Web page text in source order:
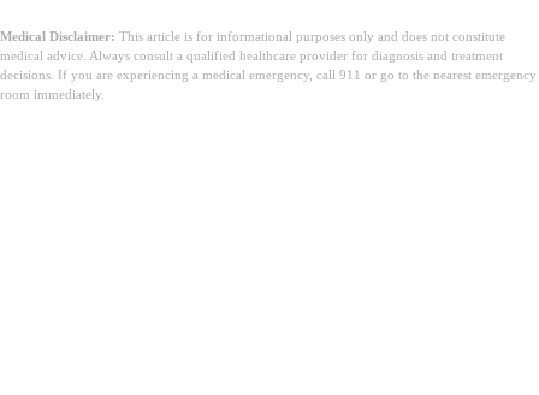
Medical Disclaimer: This article is for informational purposes only and does not constitute
medical advice. Always consult a qualified healthcare provider for diagnosis and treatment
decisions. If you are experiencing a medical emergency, call 911 or go to the nearest emergency
room immediately.